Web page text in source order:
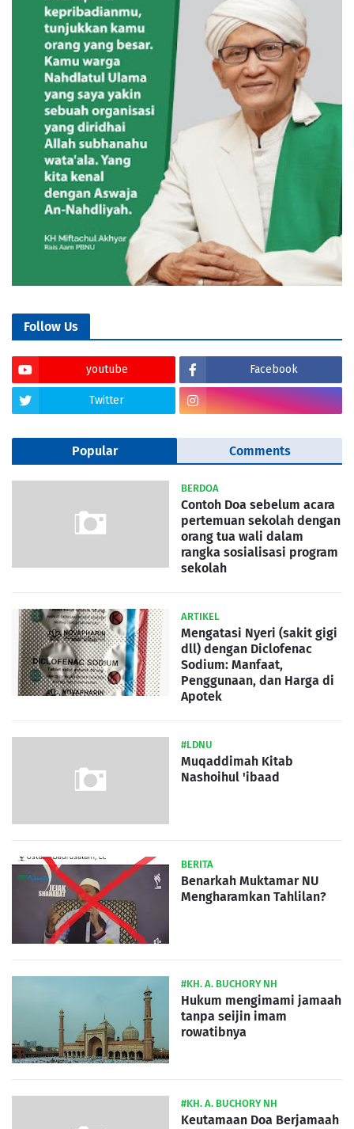
Follow Us
youtube Facebook
Twitter
Popular Comments
BERDOA
Contoh Doa sebelum acara
pertemuan sekolah dengan
orang tua wali dalam
rangka sosialisasi program
sekolah
ARTIKEL
Mengatasi Nyeri (sakit gigi
dll) dengan Diclofenac
Sodium: Manfaat,
Penggunaan, dan Harga di
Apotek
#LDNU
Muqaddimah Kitab
Nashoihul 'ibaad
BERITA
Benarkah Muktamar NU
Mengharamkan Tahlilan?
#KH. A. BUCHORY NH
Hukum mengimami jamaah
tanpa seijin imam
rowatibnya
#KH. A. BUCHORY NH
Keutamaan Doa Berjamaah